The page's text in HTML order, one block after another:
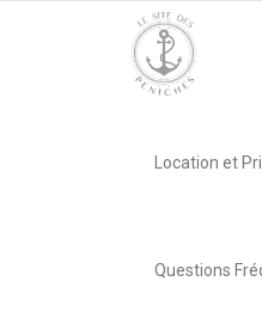
Location et
Questions
2021